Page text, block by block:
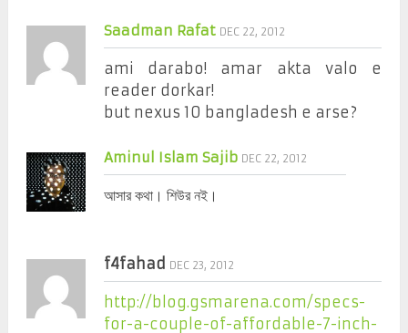
Saadman Rafat DEC 22, 2012
ami darabo! amar akta valo e
reader dorkar!
but nexus 10 bangladesh e arse?
Aminul Islam Sajib DEC 22, 2012
আসার কথা। শিউর নই।
f4fahad DEC 23, 2012
http://blog.gsmarena.com/specs-
for-a-couple-of-affordable-7-inch-